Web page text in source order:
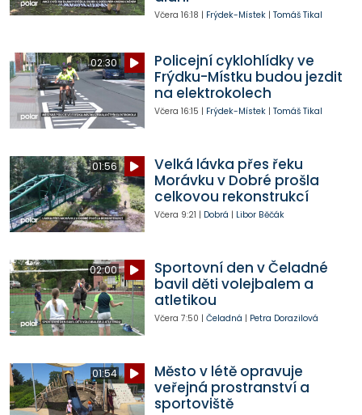
Včera 16:18 | Frýdek-Místek| Tomáš Tikal
02:30
Policejní cyklohlídky ve
Frýdku-Místku budou jezdit
na elektrokolech
Včera 16:15 | Frýdek-Místek| Tomáš Tikal
01:56
Velká lávka přes řeku
Morávku v Dobré prošla
celkovou rekonstrukcí
Včera 9:21 | Dobrá | Libor Běčák
02:00
Sportovní den v Čeladné
bavil děti volejbalem a
atletikou
Včera 7:50 | Čeladná | Petra Dorazilová
01:54
Město v létě opravuje
veřejná prostranství a
sportoviště